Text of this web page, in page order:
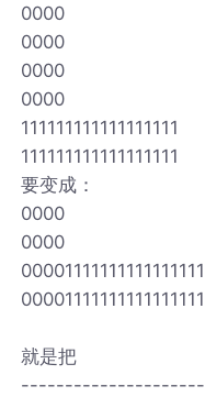
0000
0000
0000
0000
111111111111111111
111111111111111111
要变成：
0000
0000
就是把